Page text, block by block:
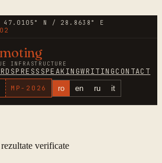
47.0105° N / 28.8638° E
INFRASTRUCTURE
PRESS SPEAKINGWRITINGCONTACT
MP- 2026 ro en ru it
rezultate verificate